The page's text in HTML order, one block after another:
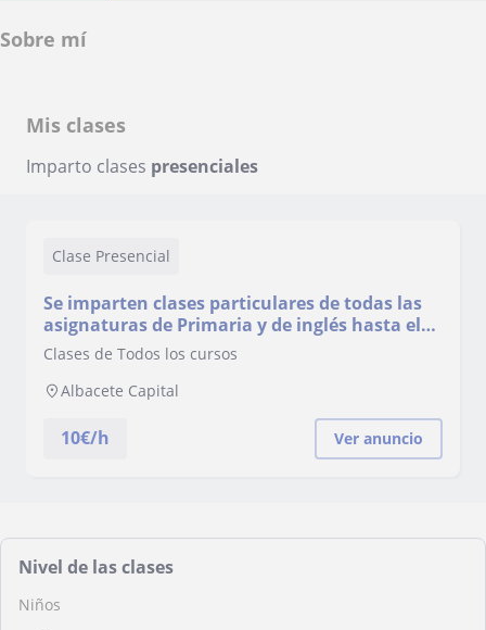
Sobre mí
Mis clases
Imparto clases presenciales
Clase Presencial
Se imparten clases particulares de todas las
asignaturas de Primaria y de inglés hasta el
FCE (B2)
Clases de Todos los cursos
Albacete Capital
10€/h Ver anuncio
Nivel de las clases
Niños